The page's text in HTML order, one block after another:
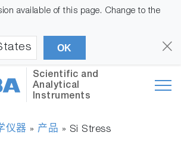
available of this page. Change to the
OK
Scientific and
Analytical
Instruments
仪器 »产品 » Si Stress